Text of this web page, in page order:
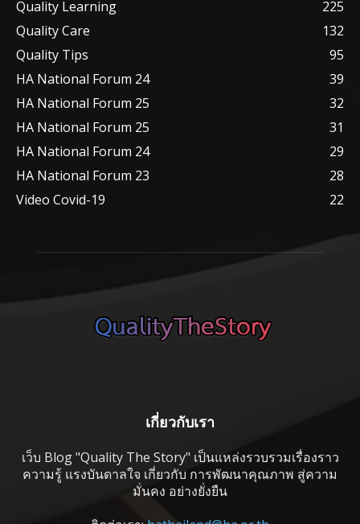
Quality Learning
225
Quality Care
132
Quality Tips
95
HA National Forum 24
39
HA National Forum 25
32
HA National Forum 25
31
HA National Forum 24
29
HA National Forum 23
28
Video Covid-19
22
เกี่ยวกับเรา
เว็บ Blog "Quality The Story" เป็นแหล่งรวบรวมเรื่องราว
ความรู้ แรงบันดาลใจ เกี่ยวกับ การพัฒนาคุณภาพ สู่ความ
มั่นคง อย่างยั่งยืน